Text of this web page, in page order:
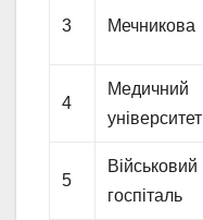
3 Мечникова
4
Медичний
університет
5
Військовий
госпіталь